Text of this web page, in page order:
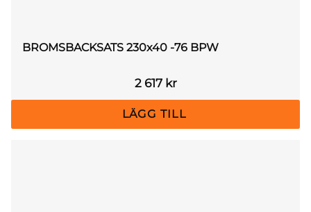
BROMSBACKSATS 230x40 -76 BPW
2 617kr